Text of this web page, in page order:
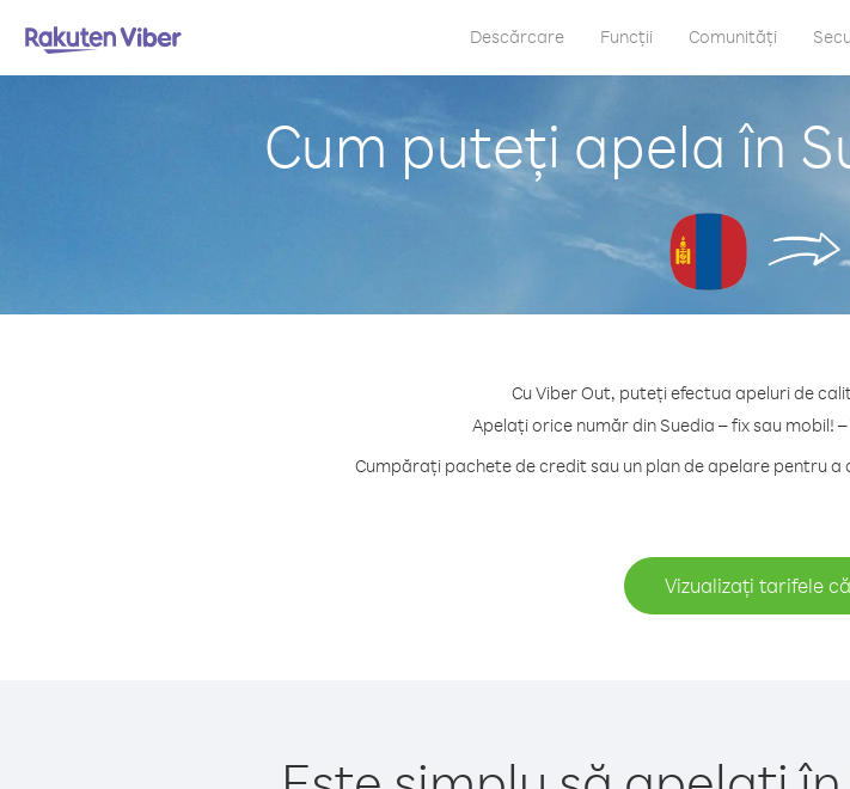
Descărcare Funcții Comunități
Cum puteți apela în
Cu Viber Out, puteți efectua apeluri de
Apelați orice număr din Suedia – fix sau mobil!
Cumpărați pachete de credit sau un plan de apelare pentru
Vizualizați tarifele